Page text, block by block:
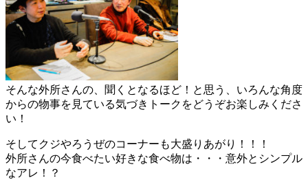
そんな外所さんの、聞くとなるほど！と思う、いろんな角度
からの物事を見ている気づきトークをどうぞお楽しみくださ
い！
そしてクジやろうぜのコーナーも大盛りあがり！！！
外所さんの今食べたい好きな食べ物は・・・意外とシンプル
なアレ！？